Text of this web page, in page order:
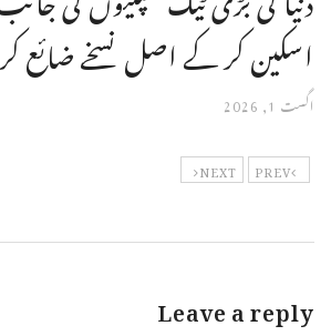
اسکین کر کے اصل نسخے ضائع
اگست 1, 2026
PREV
NEXT
Leave a reply